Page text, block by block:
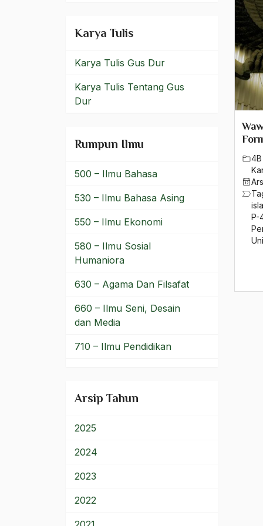
P-
Karya Tulis
Karya Tulis Gus Dur
Karya Tulis Tentang Gus
Dur
Rumpun Ilmu
500 – Ilmu Bahasa
530 – Ilmu Bahasa Asing
550 – Ilmu Ekonomi
580 – Ilmu Sosial
Humaniora
630 – Agama Dan Filsafat
660 – Ilmu Seni, Desain
dan Media
710 – Ilmu Pendidikan
Arsip Tahun
2025
2024
2023
2022
P-4
P3
P3M
Padang Sidempuan
pajak
Pajang
Pak DOmo
Pak Harto
Pak Hartono
Pak Idham
Pak Nugroho
pakistan
Pakubuwono XII
Palestina
PAN